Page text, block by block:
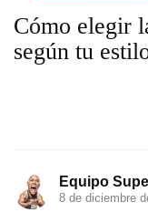
Cómo elegir
según tu
Equipo
8 de diciembre